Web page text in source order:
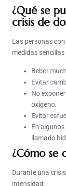
¿Qué se
crisis de
Las personas
medidas
Beber
Evitar
No
oxígeno.
Evitar
En
llamado
¿Cómo se
Durante una
intensidad: